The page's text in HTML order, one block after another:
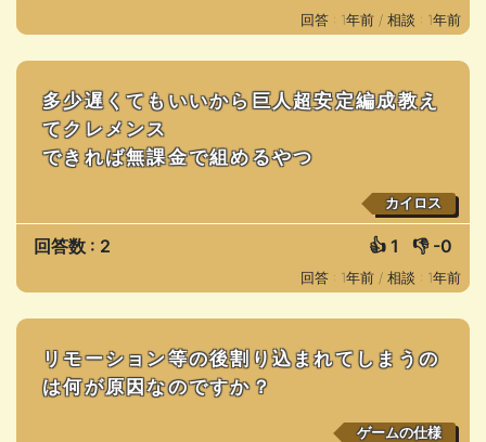
回答 : 1年前 / 相談 : 1年前
多少遅くてもいいから巨人超安定編成教え
てクレメンス
できれば無課金で組めるやつ
カイロス
回答数 : 2 👍 1 👎 -0
回答 : 1年前 / 相談 : 1年前
リモーション等の後割り込まれてしまうの
は何が原因なのですか？
ゲームの仕様